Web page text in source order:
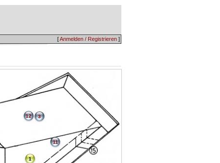
[Anmelden / Registrieren ]
1
3
11
12